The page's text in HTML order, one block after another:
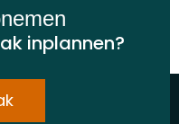
inplannen?